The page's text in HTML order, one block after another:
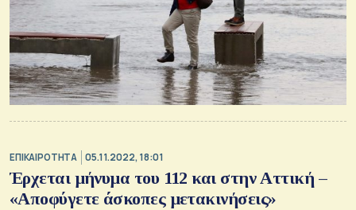
ΕΠΙΚΑΙΡΟΤΗΤΑ 05.11.2022, 18:01
Έρχεται μήνυμα του 112 και στην Αττική –
«Αποφύγετε άσκοπες μετακινήσεις»